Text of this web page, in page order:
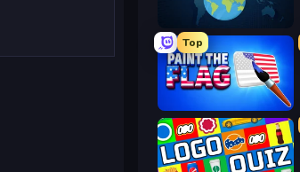
WorldGuessr Free GeoGuessr
Top
Paint the Flag